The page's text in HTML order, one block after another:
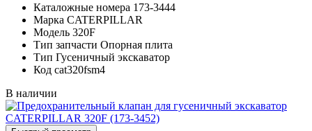
Каталожные номера 173-3444
Марка CATERPILLAR
Модель 320F
Тип запчасти Опорная плита
Тип Гусеничный экскаватор
Код cat320fsm4
В наличии